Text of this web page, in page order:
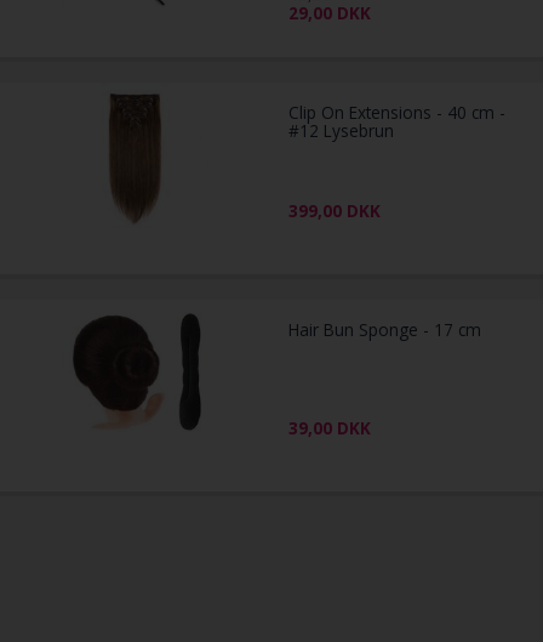
29,00 DKK
Clip On Extensions - 40 cm -
#12 Lysebrun
399,00 DKK
Hair Bun Sponge - 17 cm
39,00 DKK